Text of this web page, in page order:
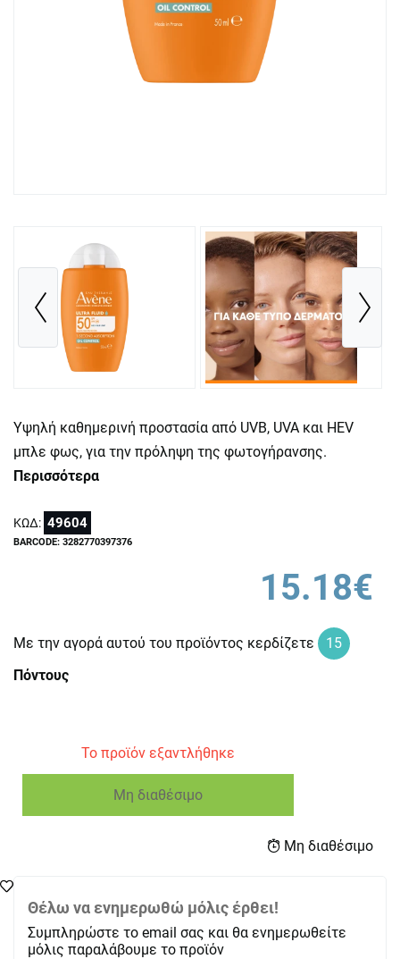
Υψηλή καθημερινή προστασία από UVB, UVA και HEV
μπλε φως, για την πρόληψη της φωτογήρανσης.
Περισσότερα
ΚΩΔ: 49604
BARCODE: 3282770397376
15.18€
Με την αγορά αυτού του προϊόντος κερδίζετε
15
Πόντους
Το προϊόν εξαντλήθηκε
Μη διαθέσιμο
Μη διαθέσιμο
Θέλω να ενημερωθώ μόλις έρθει!
Συμπληρώστε το email σας και θα ενημερωθείτε
μόλις παραλάβουμε το προϊόν